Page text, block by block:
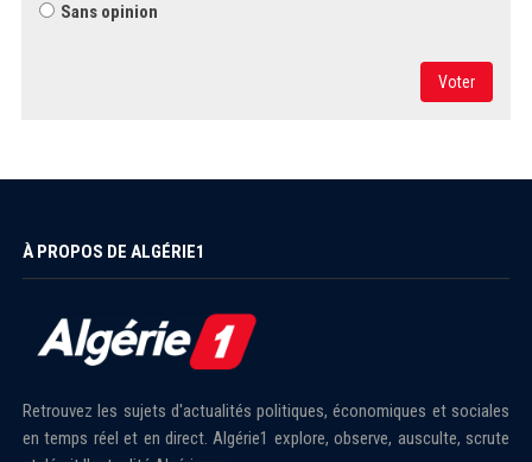
Sans opinion
Voter
À PROPOS DE ALGÉRIE1
Retrouvez les sujets d'actualités politiques, économiques et sociales
en temps réel et en direct. Algérie1 explore, observe, ausculte, scrute